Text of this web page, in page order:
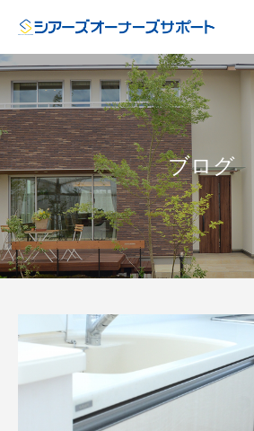
ドア
GUIDE
ブログ